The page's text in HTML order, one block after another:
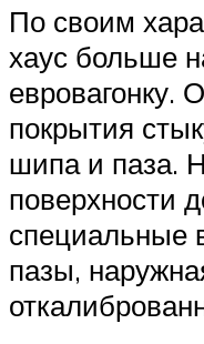
По своим
хаус больше
евровагонку.
покрытия
шипа и паза.
поверхности
специальные
пазы,